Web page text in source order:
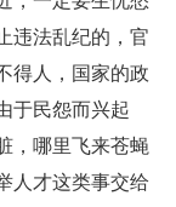
违法乱纪的，官
得人，国家的政
于民怨而兴起
，哪里飞来苍蝇
人才这类事交给